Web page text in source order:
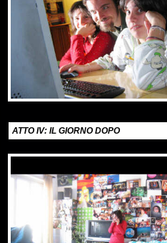
ATTO IV: IL GIORNO DOPO